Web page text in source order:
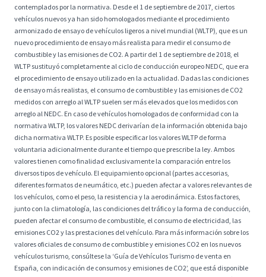
contemplados por la normativa. Desde el 1 de septiembre de 2017, ciertos
vehículos nuevos ya han sido homologados mediante el procedimiento
armonizado de ensayo de vehículos ligeros a nivel mundial (WLTP), que es un
nuevo procedimiento de ensayo más realista para medir el consumo de
combustible y las emisiones de CO2. A partir del 1 de septiembre de 2018, el
WLTP sustituyó completamente al ciclo de conducción europeo NEDC, que era
el procedimiento de ensayo utilizado en la actualidad. Dadas las condiciones
de ensayo más realistas, el consumo de combustible y las emisiones de CO2
medidos con arreglo al WLTP suelen ser más elevados que los medidos con
arreglo al NEDC. En caso de vehículos homologados de conformidad con la
normativa WLTP, los valores NEDC derivarían de la información obtenida bajo
dicha normativa WLTP. Es posible especificar los valores WLTP de forma
voluntaria adicionalmente durante el tiempo que prescribe la ley. Ambos
valores tienen como finalidad exclusivamente la comparación entre los
diversos tipos de vehículo. El equipamiento opcional (partes accesorias,
diferentes formatos de neumático, etc.) pueden afectar a valores relevantes de
los vehículos, como el peso, la resistencia y la aerodinámica. Estos factores,
junto con la climatología, las condiciones del tráfico y la forma de conducción,
pueden afectar el consumo de combustible, el consumo de electricidad, las
emisiones CO2 y las prestaciones del vehículo. Para más información sobre los
valores oficiales de consumo de combustible y emisiones CO2 en los nuevos
vehículos turismo, consúltese la ‘Guía de Vehículos Turismo de venta en
España, con indicación de consumos y emisiones de CO2’, que está disponible